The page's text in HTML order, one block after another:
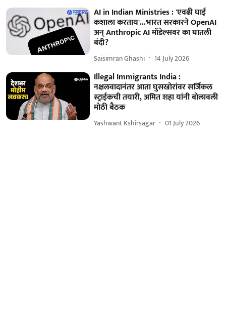
AI in Indian Ministries : 'एवढी घाई
कशाला करताय'...भारत सरकारने OpenAI
अन् Anthropic AI मॉडेल्सवर का घातली
बंदी?
Saisimran Ghashi 14 July 2026
Illegal Immigrants India :
नक्षलवादानंतर आता घुसखोरांवर सर्जिकल
स्ट्राईकची तयारी, अमित शहा यांनी बोलावली
मोठी बैठक
Yashwant Kshirsagar 01 July 2026